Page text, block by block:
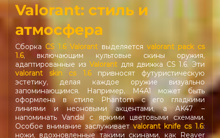
Valorant: стиль и
атмосфера
Сборка CS 1.6 Valorant выделяется valorant pack cs
1.6, включающим культовые скины оружия,
адаптированные изValorant для движка CS 1.6. Эти
valorant skin cs 1.6привносят футуристическую
эстетику, делая каждое оружие визуально
запоминающимся. Например, M4A1 может быть
оформлена в стиле Phantom с его гладкими
линиями и неоновыми акцентами, а AK47 –
напоминать Vandal с яркими цветовыми схемами.
Особое внимание заслуживает valorant knife cs 1.6:
ножи, вдохновленные такими скинами, как Reaver